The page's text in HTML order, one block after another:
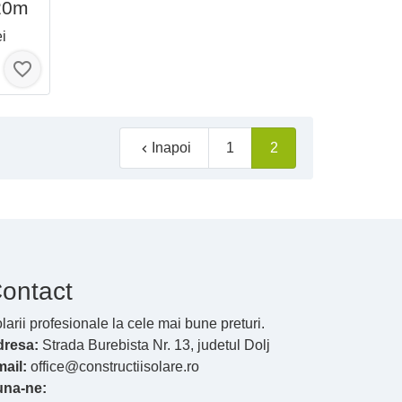
favorite_border
 Inapoi 1 2
profesionale la cele mai bune preturi.
Strada Burebista Nr. 13, judetul Dolj
office@constructiisolare.ro
ne: